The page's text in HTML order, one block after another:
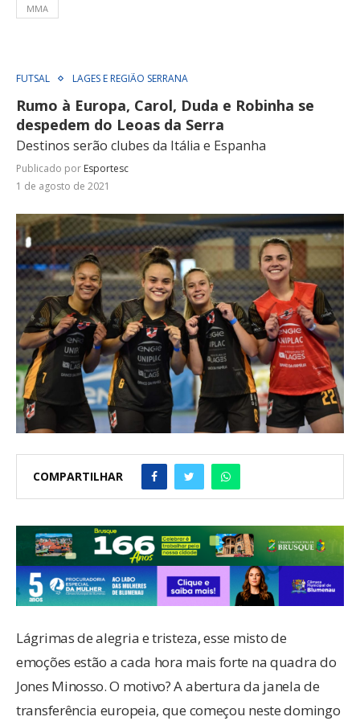
MMA
FUTSAL LAGES E REGIÃO SERRANA
Rumo à Europa, Carol, Duda e Robinha se
despedem do Leoas da Serra
Destinos serão clubes da Itália e Espanha
Publicado por Esportesc
1 de agosto de 2021
COMPARTILHAR
Lágrimas de alegria e tristeza, esse misto de
emoções estão a cada hora mais forte na quadra do
Jones Minosso. O motivo? A abertura da janela de
transferência europeia, que começou neste domingo